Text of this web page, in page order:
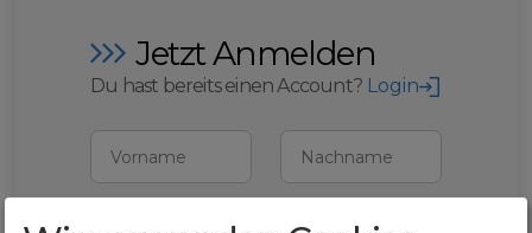
Jetzt Anmelden
Du hast bereits einen Account? Login
Vorname Nachname